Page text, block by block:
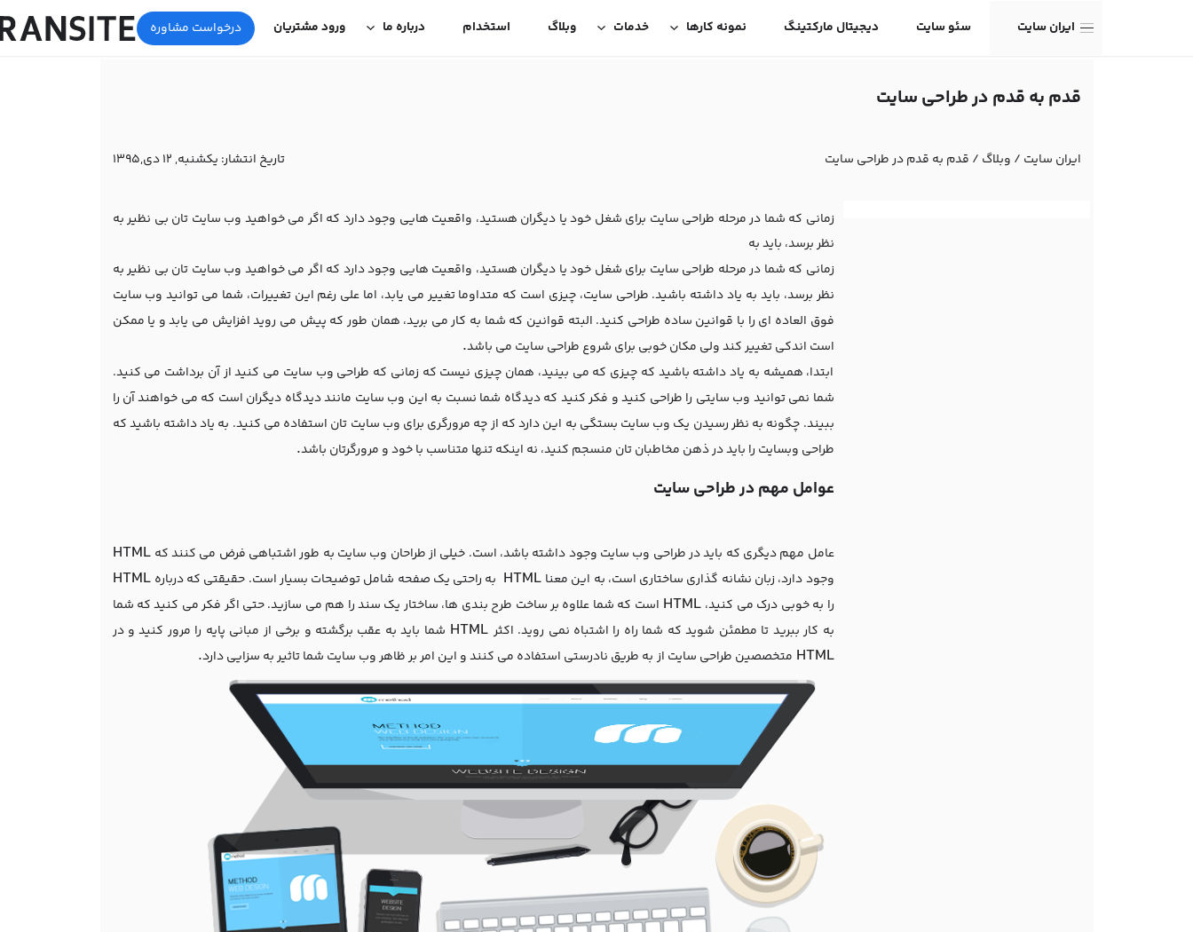
ایران سایت سئو سایت دیجیتال مارکتینگ نمونه کارها خدمات وبلاگ استخدام درباره ما ورود مشتریان درخواست مشاوره
قدم به قدم در طراحی سایت
ایران سایت / وبلاگ / قدم به قدم در طراحی سایت تاریخ انتشار: یکشنبه, 12 دی,1395
زمانی که شما در مرحله طراحی سایت برای شغل خود یا دیگران هستید، واقعیت هایی وجود دارد که اگر می خواهید وب سایت تان بی نظیر به
نظر برسد، باید به
زمانی که شما در مرحله طراحی سایت برای شغل خود یا دیگران هستید، واقعیت هایی وجود دارد که اگر می خواهید وب سایت تان بی نظیر به
نظر برسد، باید به یاد داشته باشید. طراحی سایت، چیزی است که متداوما تغییر می یابد، اما علی رغم این تغییرات، شما می توانید وب سایت
فوق العاده ای را با قوانین ساده طراحی کنید. البته قوانین که شما به کار می برید، همان طور که پیش می روید افزایش می یابد و یا ممکن
است اندکی تغییر کند ولی مکان خوبی برای شروع طراحی سایت می باشد.
ابتدا، همیشه به یاد داشته باشید که چیزی که می بینید، همان چیزی نیست که زمانی که طراحی وب سایت می کنید از آن برداشت می کنید.
شما نمی توانید وب سایتی را طراحی کنید و فکر کنید که دیدگاه شما نسبت به این وب سایت مانند دیدگاه دیگران است که می خواهند آن را
ببیند. چگونه به نظر رسیدن یک وب سایت بستگی به این دارد که از چه مرورگری برای وب سایت تان استفاده می کنید. به یاد داشته باشید که
طراحی وبسایت را باید در ذهن مخاطبان تان منسجم کنید، نه اینکه تنها متناسب با خود و مرورگرتان باشد.
عوامل مهم در طراحی سایت
عامل مهم دیگری که باید در طراحی وب سایت وجود داشته باشد، HTML است. خیلی از طراحان وب سایت به طور اشتباهی فرض می کنند که
HTML به راحتی یک صفحه شامل توضیحات بسیار است. حقیقتی که درباره HTML وجود دارد، زبان نشانه گذاری ساختاری است، به این معنا
است که شما علاوه بر ساخت طرح بندی ها، ساختار یک سند را هم می سازید. حتی اگر فکر می کنید که شما HTML را به خوبی درک می کنید،
شما باید به عقب برگشته و برخی از مبانی پایه را مرور کنید و در HTML به کار ببرید تا مطمئن شوید که شما راه را اشتباه نمی روید. اکثر
متخصصین طراحی سایت از HTML به طریق نادرستی استفاده می کنند و این امر بر ظاهر وب سایت شما تاثیر به سزایی دارد.